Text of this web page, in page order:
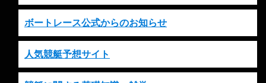
ボートレース公式からのお知らせ
人気競艇予想サイト